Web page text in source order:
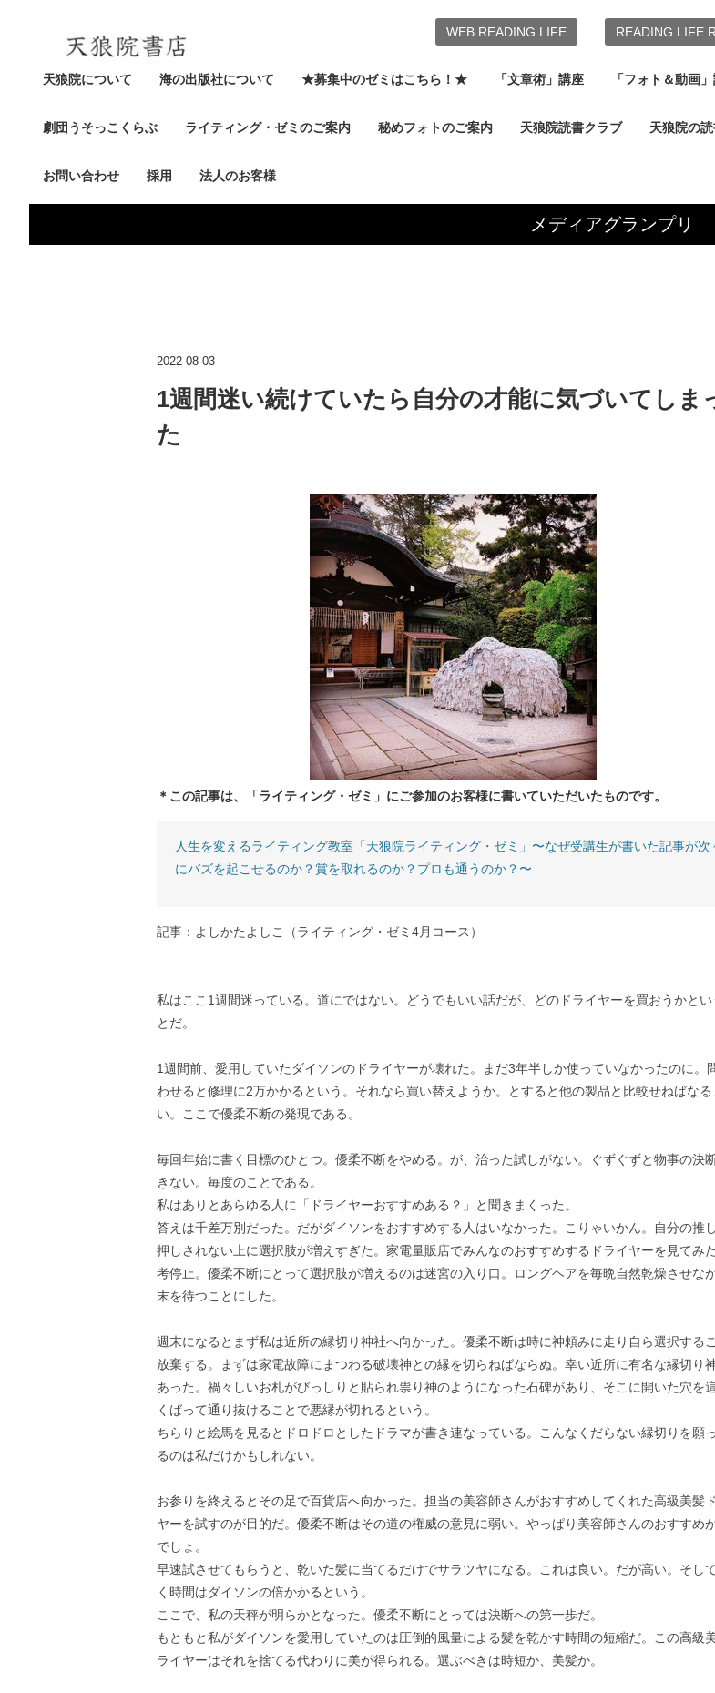
天狼院について 海の出版社について ★募集中のゼミはこちら！★ 「文章術」講座 「フォト＆動画
劇団うそっこくらぶ ライティング・ゼミのご案内 秘めフォトのご案内 天狼院読書クラブ 天狼院の
お問い合わせ 採用 法人のお客様
WEB READING LIFE READING LIFE
メディアグランプリ
2022-08-03
1週間迷い続けていたら自分の才能に気づいてしま
た
＊この記事は、「ライティング・ゼミ」にご参加のお客様に書いていただいたものです。
人生を変えるライティング教室「天狼院ライティング・ゼミ」〜なぜ受講生が書いた記事が次
にバズを起こせるのか？賞を取れるのか？プロも通うのか？〜
記事：よしかたよしこ（ライティング・ゼミ4月コース）
私はここ1週間迷っている。道にではない。どうでもいい話だが、どのドライヤーを買おうかとい
とだ。
1週間前、愛用していたダイソンのドライヤーが壊れた。まだ3年半しか使っていなかったのに。
わせると修理に2万かかるという。それなら買い替えようか。とすると他の製品と比較せねばなる
い。ここで優柔不断の発現である。
毎回年始に書く目標のひとつ。優柔不断をやめる。が、治った試しがない。ぐずぐずと物事の決
きない。毎度のことである。
私はありとあらゆる人に「ドライヤーおすすめある？」と聞きまくった。
答えは千差万別だった。だがダイソンをおすすめする人はいなかった。こりゃいかん。自分の推
押しされない上に選択肢が増えすぎた。家電量販店でみんなのおすすめするドライヤーを見てみ
考停止。優柔不断にとって選択肢が増えるのは迷宮の入り口。ロングヘアを毎晩自然乾燥させな
末を待つことにした。
週末になるとまず私は近所の縁切り神社へ向かった。優柔不断は時に神頼みに走り自ら選択する
放棄する。まずは家電故障にまつわる破壊神との縁を切らねばならぬ。幸い近所に有名な縁切り
あった。禍々しいお札がびっしりと貼られ祟り神のようになった石碑があり、そこに開いた穴を
くばって通り抜けることで悪縁が切れるという。
ちらりと絵馬を見るとドロドロとしたドラマが書き連なっている。こんなくだらない縁切りを願
るのは私だけかもしれない。
お参りを終えるとその足で百貨店へ向かった。担当の美容師さんがおすすめしてくれた高級美髪
ヤーを試すのが目的だ。優柔不断はその道の権威の意見に弱い。やっぱり美容師さんのおすすめ
でしょ。
早速試させてもらうと、乾いた髪に当てるだけでサラツヤになる。これは良い。だが高い。そし
く時間はダイソンの倍かかるという。
ここで、私の天秤が明らかとなった。優柔不断にとっては決断への第一歩だ。
もともと私がダイソンを愛用していたのは圧倒的風量による髪を乾かす時間の短縮だ。この高級
ライヤーはそれを捨てる代わりに美が得られる。選ぶべきは時短か、美髪か。